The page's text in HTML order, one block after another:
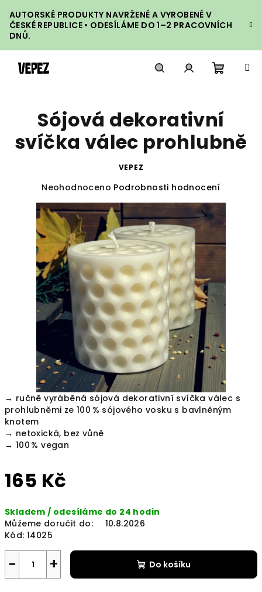
na
obsah
AUTORSKÉ PRODUKTY NAVRŽENÉ A VYROBENÉ V
ČESKÉ REPUBLICE • ODESÍLÁME DO 1–2 PRACOVNÍCH
DNŮ.
košík
→ ručně vyráběná sójová dekorativní svíčka válec s
prohlubněmi ze 100 % sójového vosku s bavlněným
knotem
→ netoxická, bez vůně
→ 100 % vegan
165 Kč
cena:
Skladem / odesíláme do 24 hodin
Můžeme doručit do:
10.8.2026
Kód: 14025
+
− Do košíku
Sójová dekorativní
svíčka válec prohlubně
VEPEZ
Průměrné
produktu
je
0,0
hvězdiček.
Neohodnoceno Podrobnosti hodnocení